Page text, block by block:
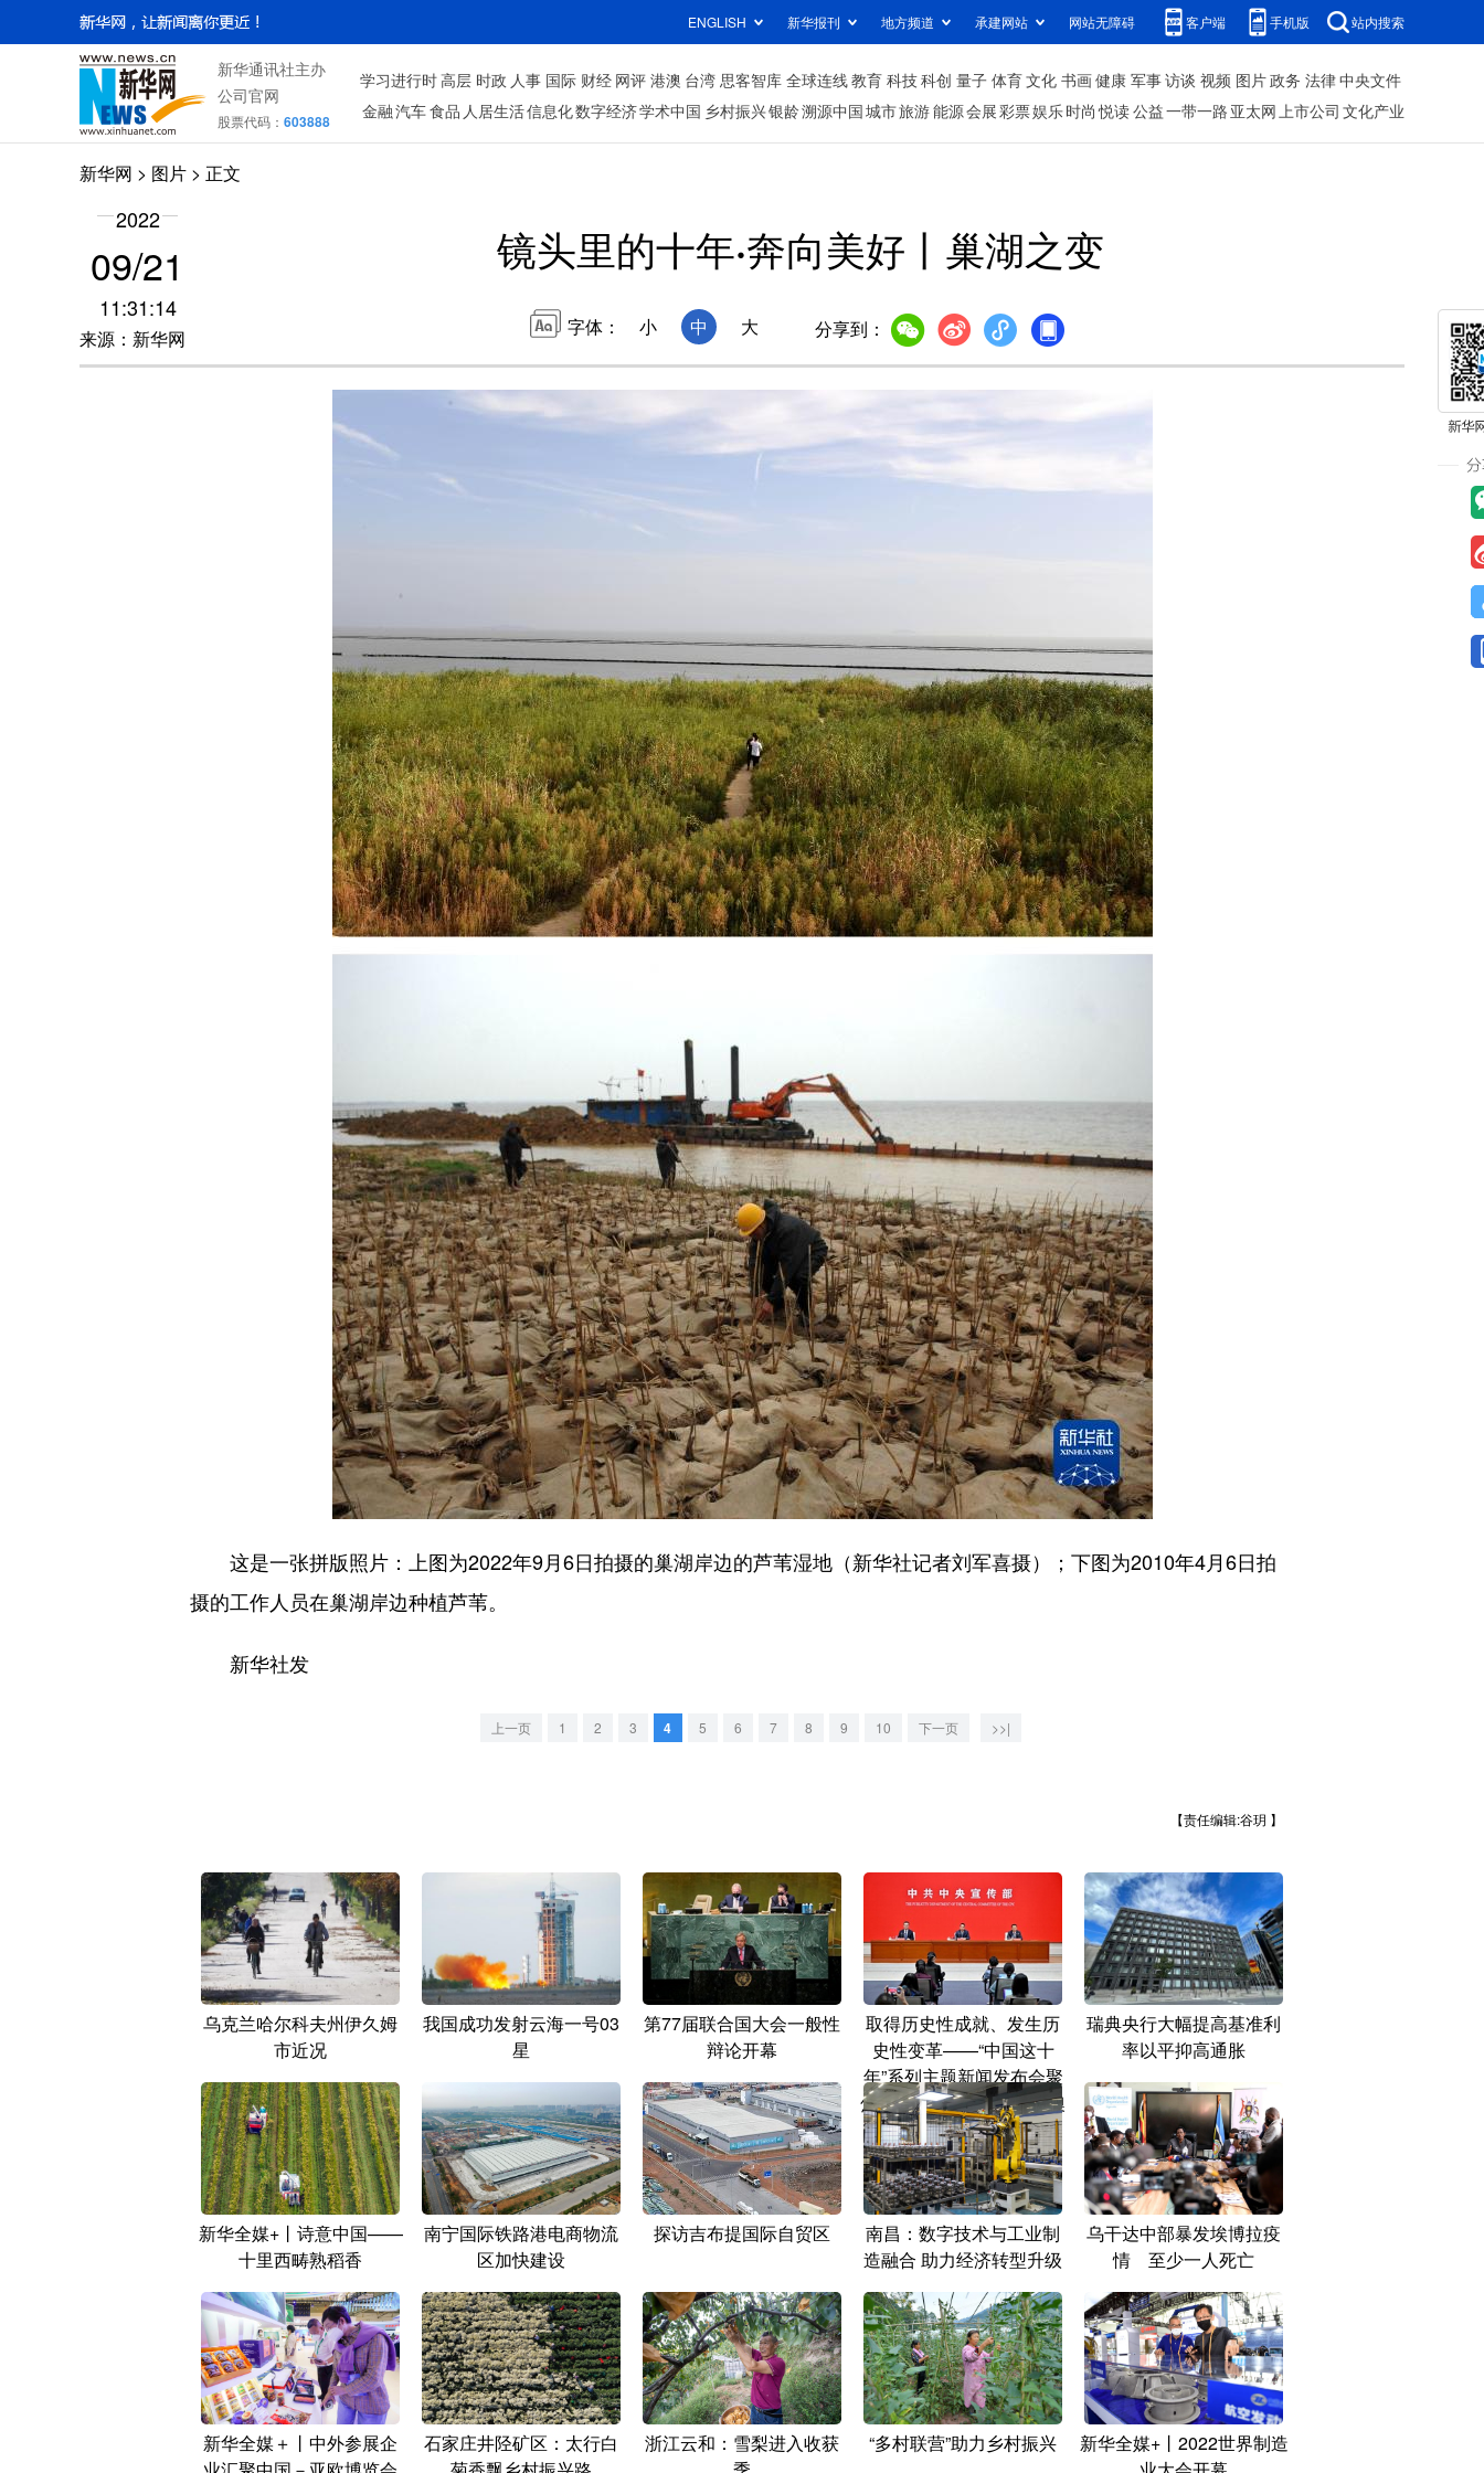
ENGLISH 新华报刊 地方频道 承建网站 网站无障碍 客户端 手机版 站内搜索
新华通讯社主办
公司官网
股票代码： 603888
学习进行时高层 时政 人事 国际 财经 网评 港澳 台湾 思客智库 全球连线教育 科技科创 量子 体育文化 书画健康 军事访谈 视频 图片政务 法律中央文件
金融汽车食品 人居生活信息化数字经济学术中国 乡村振兴银龄溯源中国城市旅游能源会展彩票娱乐时尚 悦读公益一带一路 亚太网上市公司 文化产业
新华网 > 图片 > 正文
2022
09/21
11:31:14
来源：新华网
镜头里的十年·奔向美好丨巢湖之变
字体： 小 中 大 分享到：
这是一张拼版照片：上图为2022年9月6日拍摄的巢湖岸边的芦苇湿地（新华社记者刘军喜摄）；下图为2010年4月6日拍
摄的工作人员在巢湖岸边种植芦苇。
新华社发
上一页 1 2 3 4 5 6 7 8 9 10 下一页 >>|
【责任编辑:谷玥 】
乌克兰哈尔科夫州伊久姆
市近况
我国成功发射云海一号03
星
第77届联合国大会一般性
辩论开幕
取得历史性成就、发生历
史性变革——“中国这十
年”系列主题新闻发布会聚
焦新时代“一国两制”在港澳
的成功实践
瑞典央行大幅提高基准利
率以平抑高通胀
新华全媒+丨诗意中国——
十里西畴熟稻香
南宁国际铁路港电商物流
区加快建设
探访吉布提国际自贸区
南昌：数字技术与工业制
造融合 助力经济转型升级
乌干达中部暴发埃博拉疫
情 至少一人死亡
新华全媒＋丨中外参展企
石家庄井陉矿区：太行白
浙江云和：雪梨进入收获
“多村联营”助力乡村振兴
新华全媒+丨2022世界制造